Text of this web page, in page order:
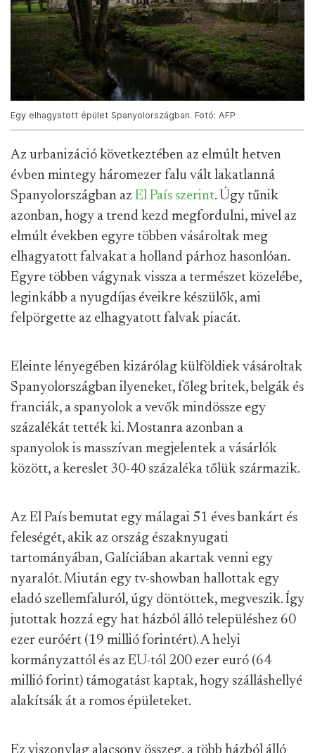
Egy elhagyatott épület Spanyolországban. Fotó: AFP
Az urbanizáció következtében az elmúlt hetven
évben mintegy háromezer falu vált lakatlanná
Spanyolországban az El País szerint. Úgy tűnik
azonban, hogy a trend kezd megfordulni, mivel az
elmúlt években egyre többen vásároltak meg
elhagyatott falvakat a holland párhoz hasonlóan.
Egyre többen vágynak vissza a természet közelébe,
leginkább a nyugdíjas éveikre készülők, ami
felpörgette az elhagyatott falvak piacát.
Eleinte lényegében kizárólag külföldiek vásároltak
Spanyolországban ilyeneket, főleg britek, belgák és
franciák, a spanyolok a vevők mindössze egy
százalékát tették ki. Mostanra azonban a
spanyolok is masszívan megjelentek a vásárlók
között, a kereslet 30-40 százaléka tőlük származik.
Az El País bemutat egy málagai 51 éves bankárt és
feleségét, akik az ország északnyugati
tartományában, Galíciában akartak venni egy
nyaralót. Miután egy tv-showban hallottak egy
eladó szellemfaluról, úgy döntöttek, megveszik. Így
jutottak hozzá egy hat házból álló településhez 60
ezer euróért (19 millió forintért). A helyi
kormányzattól és az EU-tól 200 ezer euró (64
millió forint) támogatást kaptak, hogy szálláshellyé
alakítsák át a romos épületeket.
Ez viszonylag alacsony összeg, a több házból álló